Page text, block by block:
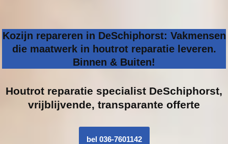
Kozijn repareren in DeSchiphorst: Vakmensen
die maatwerk in houtrot reparatie leveren.
Binnen & Buiten!
Houtrot reparatie specialist DeSchiphorst,
vrijblijvende, transparante offerte
bel 036-7601142